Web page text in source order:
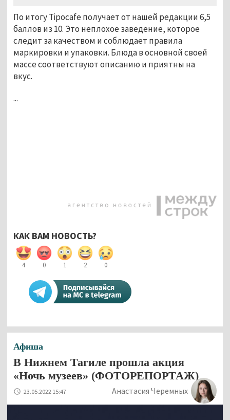
По итогу Tipocafe получает от нашей редакции 6,5
баллов из 10. Это неплохое заведение, которое
следит за качеством и соблюдает правила
маркировки и упаковки. Блюда в основной своей
массе соответствуют описанию и приятны на
вкус.
...
КАК ВАМ НОВОСТЬ?
4 0 1 2 0
Афиша
В Нижнем Тагиле прошла акция
«Ночь музеев» (ФОТОРЕПОРТАЖ)
23.05.2022 15:47 Анастасия Черемных